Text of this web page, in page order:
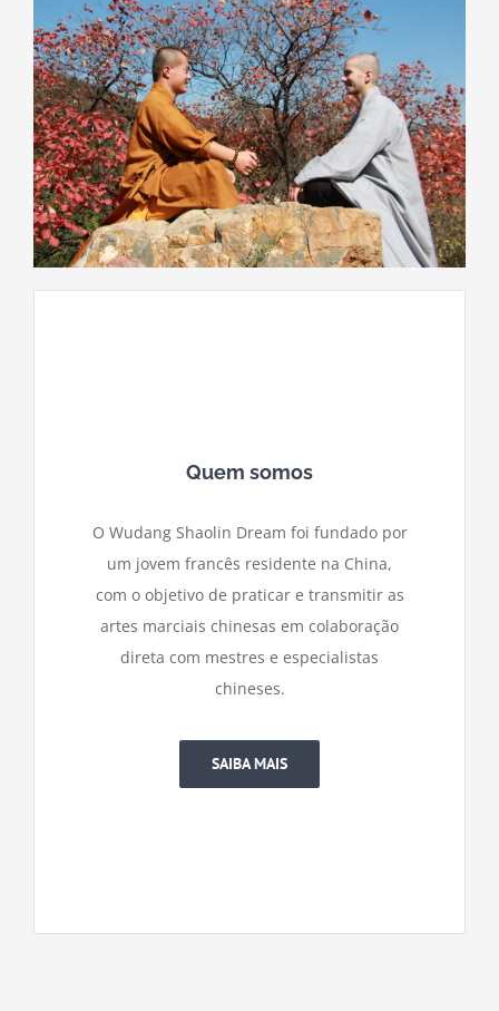
Quem somos
O Wudang Shaolin Dream foi fundado por
um jovem francês residente na China,
com o objetivo de praticar e transmitir as
artes marciais chinesas em colaboração
direta com mestres e especialistas
chineses.
SAIBA MAIS